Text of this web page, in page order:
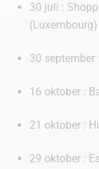
30 juli :
(Luxembourg)
30 september
16 oktober :
21 oktober :
29 oktober :